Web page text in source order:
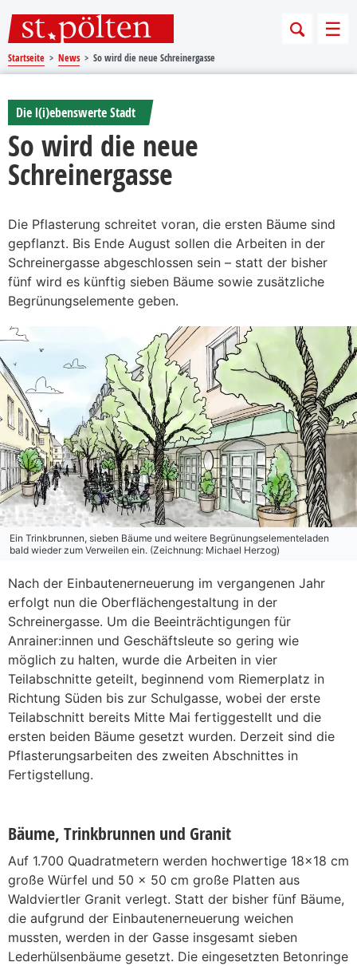
Startseite News So wird die neue Schreinergasse
Die l(i)ebenswerte Stadt
So wird die neue
Schreinergasse
Die Pflasterung schreitet voran, die ersten Bäume sind
gepflanzt. Bis Ende August sollen die Arbeiten in der
Schreinergasse abgeschlossen sein – statt der bisher
fünf wird es künftig sieben Bäume sowie zusätzliche
Begrünungselemente geben.
Ein Trinkbrunnen, sieben Bäume und weitere Begrünungselementeladen
bald wieder zum Verweilen ein. (Zeichnung: Michael Herzog)
Nach der Einbautenerneuerung im vergangenen Jahr
erfolgt nun die Oberflächengestaltung in der
Schreinergasse. Um die Beeinträchtigungen für
Anrainer:innen und Geschäftsleute so gering wie
möglich zu halten, wurde die Arbeiten in vier
Teilabschnitte geteilt, beginnend vom Riemerplatz in
Richtung Süden bis zur Schulgasse, wobei der erste
Teilabschnitt bereits Mitte Mai fertiggestellt und die
ersten beiden Bäume gesetzt wurden. Derzeit sind die
Pflasterungsarbeiten des zweiten Abschnittes in
Fertigstellung.
Bäume, Trinkbrunnen und Granit
Auf 1.700 Quadratmetern werden hochwertige 18x18 cm
große Würfel und 50 x 50 cm große Platten aus
Waldviertler Granit verlegt. Statt der bisher fünf Bäume,
die aufgrund der Einbautenerneuerung weichen
mussten, werden in der Gasse insgesamt sieben
Lederhülsenbäume gesetzt. Die eingesetzten Betonringe